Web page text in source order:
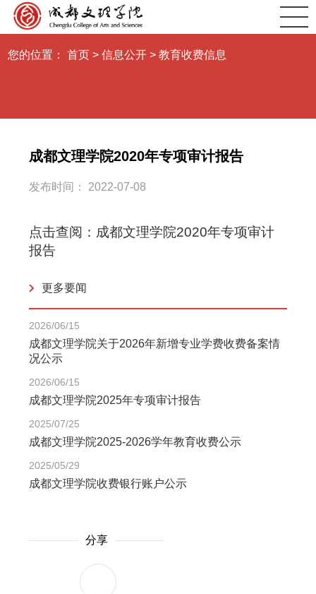
您的位置： 首页 >信息公开 >教育收费信息
成都文理学院2020年专项审计报告
发布时间： 2022-07-08
点击查阅： 成都文理学院2020年专项审计
报告
更多要闻
2026/06/15
成都文理学院关于2026年新增专业学费收费备案情
况公示
2026/06/15
成都文理学院2025年专项审计报告
2025/07/25
成都文理学院2025-2026学年教育收费公示
2025/05/29
成都文理学院收费银行账户公示
分享